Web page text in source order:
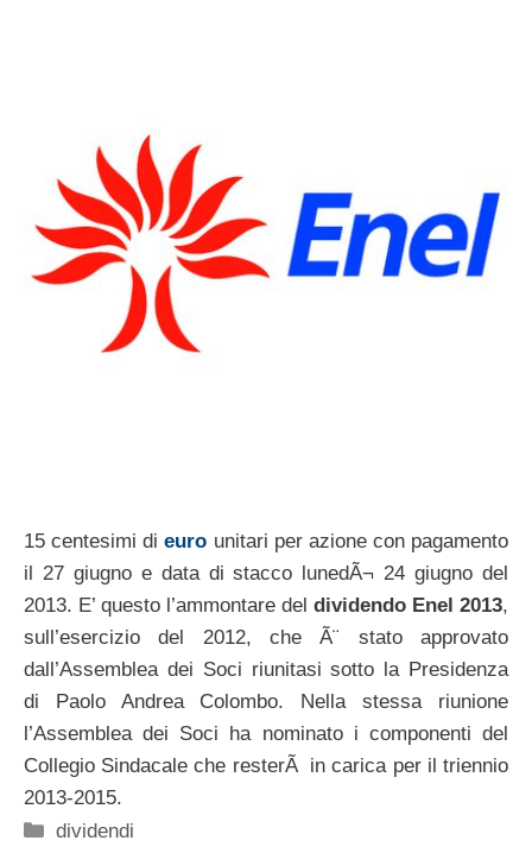
15 centesimi dieuro unitari per azione con pagamento
il 27 giugno e data di stacco lunedÃ¬ 24 giugno del
2013. E’ questo l’ammontare del dividendo Enel 2013,
sull’esercizio del 2012, che Ã¨ stato approvato
dall’Assemblea dei Soci riunitasi sotto la Presidenza
di Paolo Andrea Colombo. Nella stessa riunione
l’Assemblea dei Soci ha nominato i componenti del
Collegio Sindacale che resterÃ in carica per il triennio
2013-2015.
Categorie
dividendi